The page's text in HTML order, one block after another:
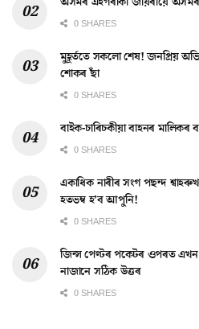
0 SHARES
মুহূৰ্ততে সকলো শেষ! জনপ্ৰিয়
শোকৰ ছাঁ
0 SHARES
বাইক-চাৰিচকীয়া বাহনৰ মালিকৰ
0 SHARES
একাধিক নাৰীৰ সংগ পছন্দ
হতভম্ব হ’ব আপুনি!
0 SHARES
জিন্স পেণ্টৰ পকেটৰ ওপৰত
নাজানে সঠিক উত্তৰ
0 SHARES